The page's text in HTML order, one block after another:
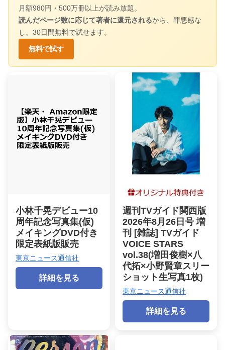
月額980円・500万冊以上が読み放題。
読んだページ数に応じて著者に還元されるから、罪悪感な
し。30日間無料で試せます。
無料で試す
小林千晃デビュー10
周年記念写真集(仮)
メイキングDVD付き
限定表紙版販売
東京ニュース通信社
詳細を見る
週刊TVガイド関西版
2026年8月26日号 増
刊 [雑誌] TVガイド
VOICE STARS
vol.38(増田俊樹×八
代拓×小野賢章スリー
ショット生写真1枚)
東京ニュース通信社
詳細を見る